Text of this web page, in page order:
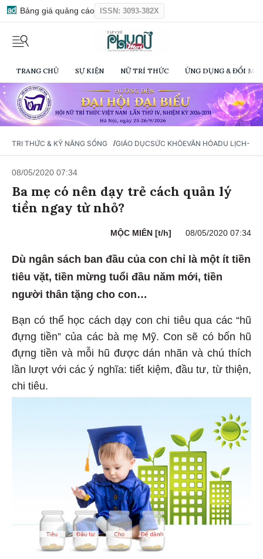
Bảng giá quảng cáo ISSN: 3093-382X
TRANG CHỦ SỰ KIỆN NỮ TRÍ THỨC ỨNG DỤNG & ĐỔI
TRI THỨC & KỸ NĂNG SỐNG /GIÁO DỤCSỨC KHỎEVĂN HÓADU LỊCH-
08/05/2020 07:34
Ba mẹ có nên dạy trẻ cách quản lý
tiền ngay từ nhỏ?
MỘC MIÊN [t/h] 08/05/2020 07:34
Dù ngân sách ban đầu của con chỉ là một ít tiền
tiêu vặt, tiền mừng tuổi đầu năm mới, tiền
người thân tặng cho con…
Bạn có thể học cách dạy con chi tiêu qua các “hũ
đựng tiền” của các bà mẹ Mỹ. Con sẽ có bốn hũ
đựng tiền và mỗi hũ được dán nhãn và chú thích
lần lượt với các ý nghĩa: tiết kiệm, đầu tư, từ thiện,
chi tiêu.